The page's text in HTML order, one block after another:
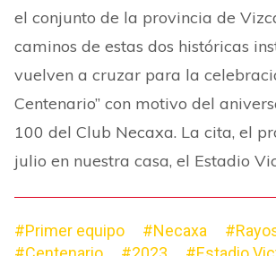
el conjunto de la provincia de
caminos de estas dos históricas
vuelven a cruzar para la
Centenario” con motivo del
100 del Club Necaxa. La cita, el
julio en nuestra casa, el Estadio
#Primer equipo #Necaxa